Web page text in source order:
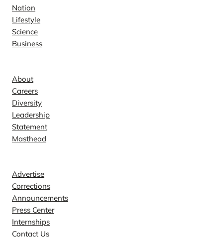
Nation
Lifestyle
Science
Business
About
Careers
Diversity
Leadership
Statement
Masthead
Advertise
Corrections
Announcements
Press Center
Internships
Contact Us